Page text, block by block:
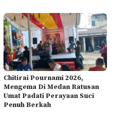
Chitirai Pournami 2026,
Mengema Di Medan Ratusan
Umat Padati Perayaan Suci
Penuh Berkah